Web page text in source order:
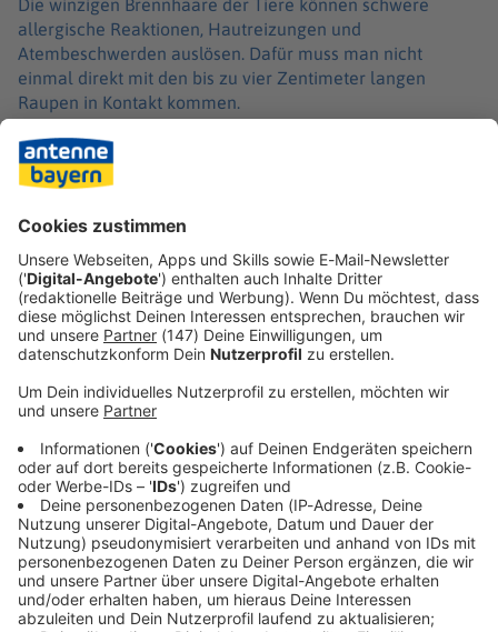
Die winzigen Brennhaare der Tiere können schwere
allergische Reaktionen, Hautreizungen und
Atembeschwerden auslösen. Dafür muss man nicht
einmal direkt mit den bis zu vier Zentimeter langen
Raupen in Kontakt kommen.
Die Haare können laut dem Landesamt für Gesundheit
und Lebensmittelsicherheit mit dem Wind meterweit
durch die Luft getragen werden. Auch die verlassenen
Gespinste seien eine Gefahr, da die darin eingewobenen